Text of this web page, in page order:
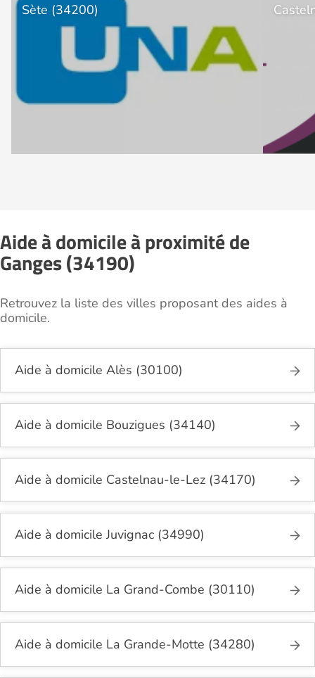
Sète (34200)
Aide à domicile à proximité de
Ganges (34190)
Retrouvez la liste des villes proposant des aides à
domicile.
Aide à domicile Alès (30100)
Aide à domicile Bouzigues (34140)
Aide à domicile Castelnau-le-Lez (34170)
Aide à domicile Juvignac (34990)
Aide à domicile La Grand-Combe (30110)
Aide à domicile La Grande-Motte (34280)